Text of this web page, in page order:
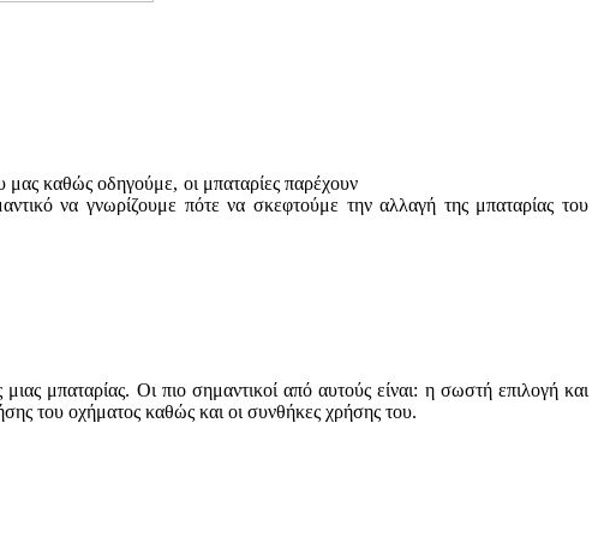
μας καθώς οδηγούμε, οι μπαταρίες παρέχουν
να γνωρίζουμε πότε να σκεφτούμε την αλλαγή της μπαταρίας του
μπαταρίας. Οι πιο σημαντικοί από αυτούς είναι: η σωστή επιλογή και
του οχήματος καθώς και οι συνθήκες χρήσης του.